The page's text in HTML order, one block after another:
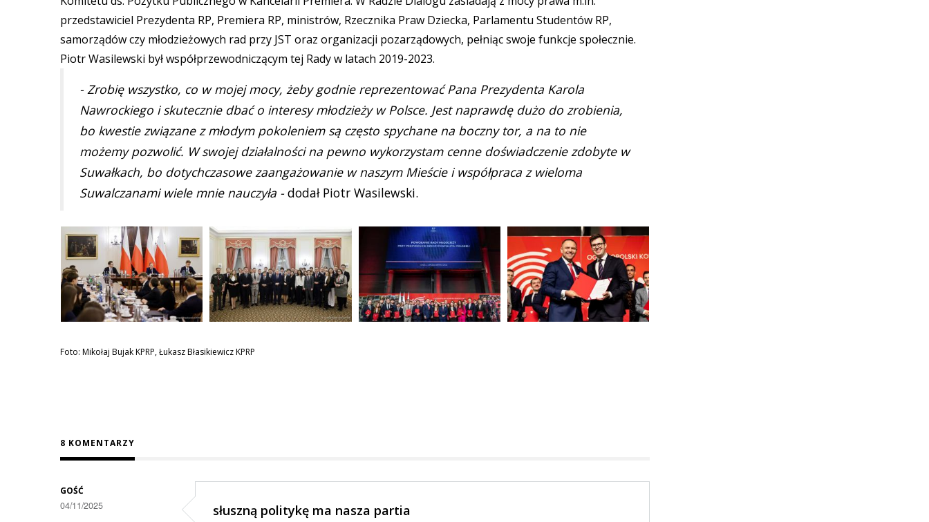
przedstawiciel Prezydenta RP, Premiera RP, ministrów, Rzecznika Praw Dziecka, Parlamentu Studentów RP,
samorządów czy młodzieżowych rad przy JST oraz organizacji pozarządowych, pełniąc swoje funkcje społecznie.
Piotr Wasilewski był współprzewodniczącym tej Rady w latach 2019-2023.
- Zrobię wszystko, co w mojej mocy, żeby godnie reprezentować Pana Prezydenta Karola
Nawrockiego i skutecznie dbać o interesy młodzieży w Polsce. Jest naprawdę dużo do zrobienia,
bo kwestie związane z młodym pokoleniem są często spychane na boczny tor, a na to nie
możemy pozwolić. W swojej działalności na pewno wykorzystam cenne doświadczenie zdobyte w
Suwałkach, bo dotychczasowe zaangażowanie w naszym Mieście i współpraca z wieloma
Suwalczanami wiele mnie nauczyła - dodał Piotr Wasilewski.
Foto: Mikołaj Bujak KPRP, Łukasz Błasikiewicz KPRP
8 KOMENTARZY
GOŚĆ
04/11/2025 słuszną politykę ma nasza partia